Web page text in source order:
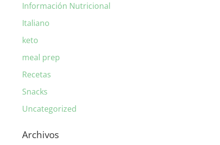
Información Nutricional
Italiano
keto
meal prep
Recetas
Snacks
Uncategorized
Archivos